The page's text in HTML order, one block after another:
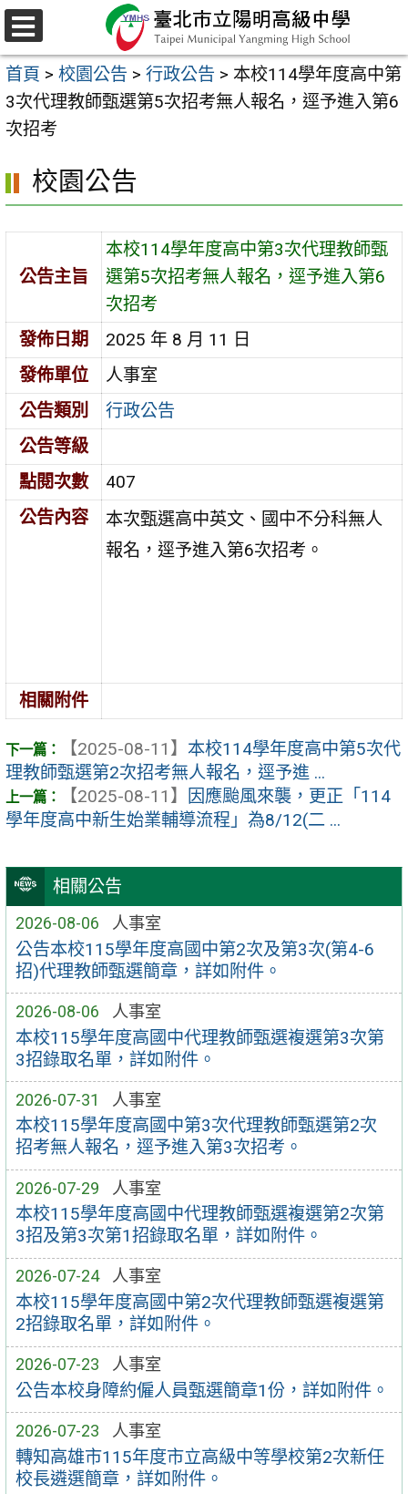
跳
至
主
要
內
區
選
單
首頁 > 校園公告 > 行政公告 > 本校114學年度高中第
3次代理教師甄選第5次招考無人報名，逕予進入第6
次招考
相關公告
2026-08-06 人事室
公告本校115學年度高國中第2次及第3次(第4-6
招)代理教師甄選簡章，詳如附件。
2026-08-06 人事室
本校115學年度高國中代理教師甄選複選第3次第
3招錄取名單，詳如附件。
2026-07-31 人事室
本校115學年度高國中第3次代理教師甄選第2次
招考無人報名，逕予進入第3次招考。
2026-07-29 人事室
本校115學年度高國中代理教師甄選複選第2次第
3招及第3次第1招錄取名單，詳如附件。
2026-07-24 人事室
本校115學年度高國中第2次代理教師甄選複選第
2招錄取名單，詳如附件。
2026-07-23 人事室
公告本校身障約僱人員甄選簡章1份，詳如附件。
2026-07-23 人事室
轉知高雄市115年度市立高級中等學校第2次新任
校長遴選簡章，詳如附件。
校園公告
公告主旨
本校114學年度高中第3次代理教師甄
選第5次招考無人報名，逕予進入第6
次招考
發佈日期
2025 年 8 月 11 日
發佈單位
人事室
公告類別
行政公告
公告等級
點閱次數
407
公告內容
本次甄選高中英文、國中不分科無人
報名，逕予進入第6次招考。
相關附件
【2025-08-11】 本校114學年度高中第5次代
理教師甄選第2次招考無人報名，逕予進 ...
【2025-08-11】
因應颱風來襲，更正「114
學年度高中新生始業輔導流程」為8/12(二 ...